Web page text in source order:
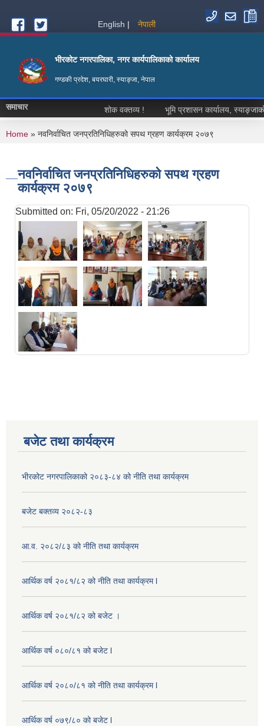
English
नेपाली
भीरकोट नगरपालिका, नगर कार्यपालिकाको कार्यालय
गण्डकी प्रदेश, बयरघारी, स्याङ्जा, नेपाल
समाचार शोक वक्तव्य ! भूमि प्रशासन कार्यालय, स्याङ्जाको
You are here
Home » नवनिर्वाचित जनप्रतिनिधिहरुको सपथ ग्रहण कार्यक्रम २०७९
नवनिर्वाचित जनप्रतिनिधिहरुको सपथ ग्रहण
कार्यक्रम २०७९
Submitted on: Fri, 05/20/2022 - 21:26
बजेट तथा कार्यक्रम
भीरकोट नगरपालिकाको २०८३-८४ को नीति तथा कार्यक्रम
बजेट बक्तव्य २०८२-८३
आ.व. २०८२/८३ को नीति तथा कार्यक्रम
आर्थिक वर्ष २०८१/८२ को नीति तथा कार्यक्रम l
आर्थिक वर्ष २०८१/८२ को बजेट ।
आर्थिक वर्ष ०८०/८१ को बजेट l
आर्थिक वर्ष २०८०/८१ को नीति तथा कार्यक्रम l
आर्थिक वर्ष ०७९/८० को बजेट l